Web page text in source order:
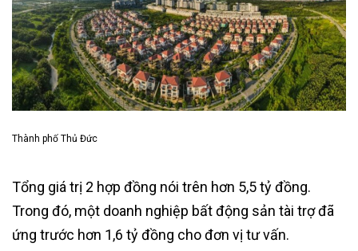
Thành phố Thủ Đức
Tổng giá trị 2 hợp đồng nói trên hơn 5,5 tỷ đồng.
Trong đó, một doanh nghiệp bất động sản tài trợ đã
ứng trước hơn 1,6 tỷ đồng cho đơn vị tư vấn.